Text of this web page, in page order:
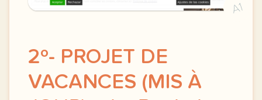
A1
2º- PROJET DE
VACANCES (MIS À